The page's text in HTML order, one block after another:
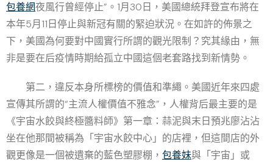
包養網夜風行曾經停止”。1月30日，美國總統拜登宣布將在
本年5月11日停止與新冠有關的緊迫狀況。在如許的佈景之
下，美國為何要對中國實行所謂的觀光限制？究其緣由，無
非是要在后疫情時期給孤立中國這個老套路找到新情勢。
第二，違反本身所標榜的價值和準繩。美國近年來四處
宣傳其所謂的“主流人權價值不雅念”，人權背后最主要的是
《宇宙水餃與終極醬料師》第一章：蒜泥與末日預兆廖沾沾
坐在他那間被稱為「宇宙水餃中心」的店裡，但這間店的外
觀更像是一個被遺棄的藍色塑膠棚， 包養妹與「宇宙」或